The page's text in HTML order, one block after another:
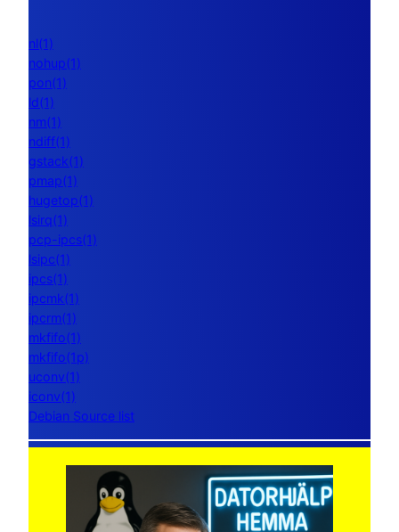
nl(1)
nohup(1)
pon(1)
ld(1)
nm(1)
ndiff(1)
gstack(1)
pmap(1)
hugetop(1)
lsirq(1)
pcp-ipcs(1)
lsipc(1)
ipcs(1)
ipcmk(1)
ipcrm(1)
mkfifo(1)
mkfifo(1p)
uconv(1)
iconv(1)
Debian Source list